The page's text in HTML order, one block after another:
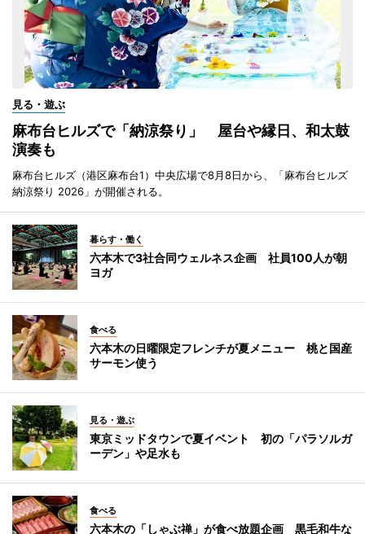
見る・遊ぶ
麻布台ヒルズで「納涼祭り」 屋台や縁日、和太鼓
演奏も
麻布台ヒルズ（港区麻布台1）中央広場で8月8日から、「麻布台ヒルズ
納涼祭り 2026」が開催される。
暮らす・働く
六本木で3社合同ウェルネス企画 社員100人が朝
ヨガ
食べる
六本木の日曜限定フレンチが夏メニュー 桃と国産
サーモン使う
見る・遊ぶ
東京ミッドタウンで夏イベント 初の「パラソルガ
ーデン」や足水も
食べる
六本木の「しゃぶ禅」が食べ放題企画 黒毛和牛な